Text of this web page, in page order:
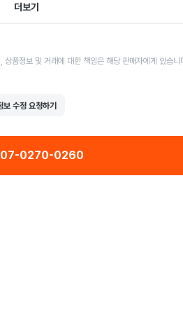
더보기
품정보 및 거래에 대한 책임은 해당 판매자에게 있습니
보 수정 요청하기
0270-0260